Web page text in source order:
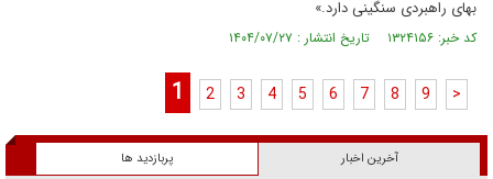
بهای راهبردی سنگینی دارد.»
کد خبر: ۱۳۲۴۱۵۶ تاریخ انتشار : ۱۴۰۴/۰۷/۲۷
1 2 3 4 5 6 7 8 9 >
آخرین اخبار پربازدید ها